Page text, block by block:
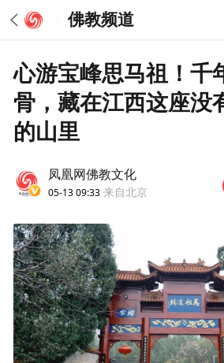
佛教频道
心游宝峰思马祖！千
骨，藏在江西这座没
的山里
凤凰网佛教文化
05-13 09:33 来自北京